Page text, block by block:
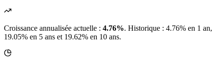
Croissance annualisée actuelle : 4.76%. Historique : 4.76% en 1 an,
19.05% en 5 ans et 19.62% en 10 ans.